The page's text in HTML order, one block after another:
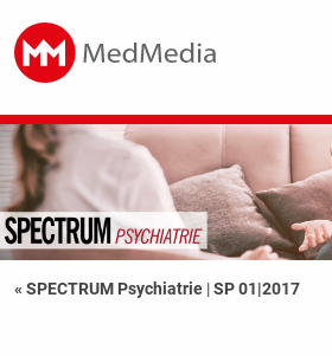
« SPECTRUM Psychiatrie |SP 01|2017